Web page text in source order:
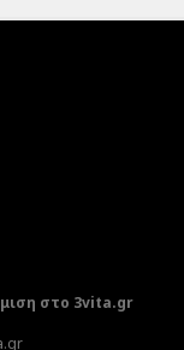
στο 3vita.gr